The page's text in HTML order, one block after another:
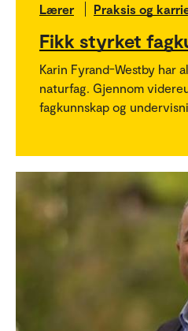
Lærer Praksis og
Fikk styrket
Karin Fyrand-Westby har
naturfag. Gjennom
fagkunnskap og